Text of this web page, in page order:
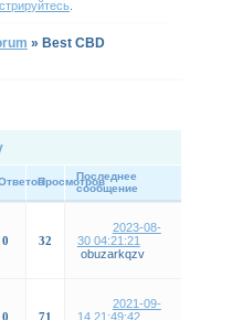
» Best CBD
ПросмотровПоследнее
сообщение
0 32
2023-08-
30 04:21:21
obuzarkqzv
0 71
2021-09-
14 21:49:42